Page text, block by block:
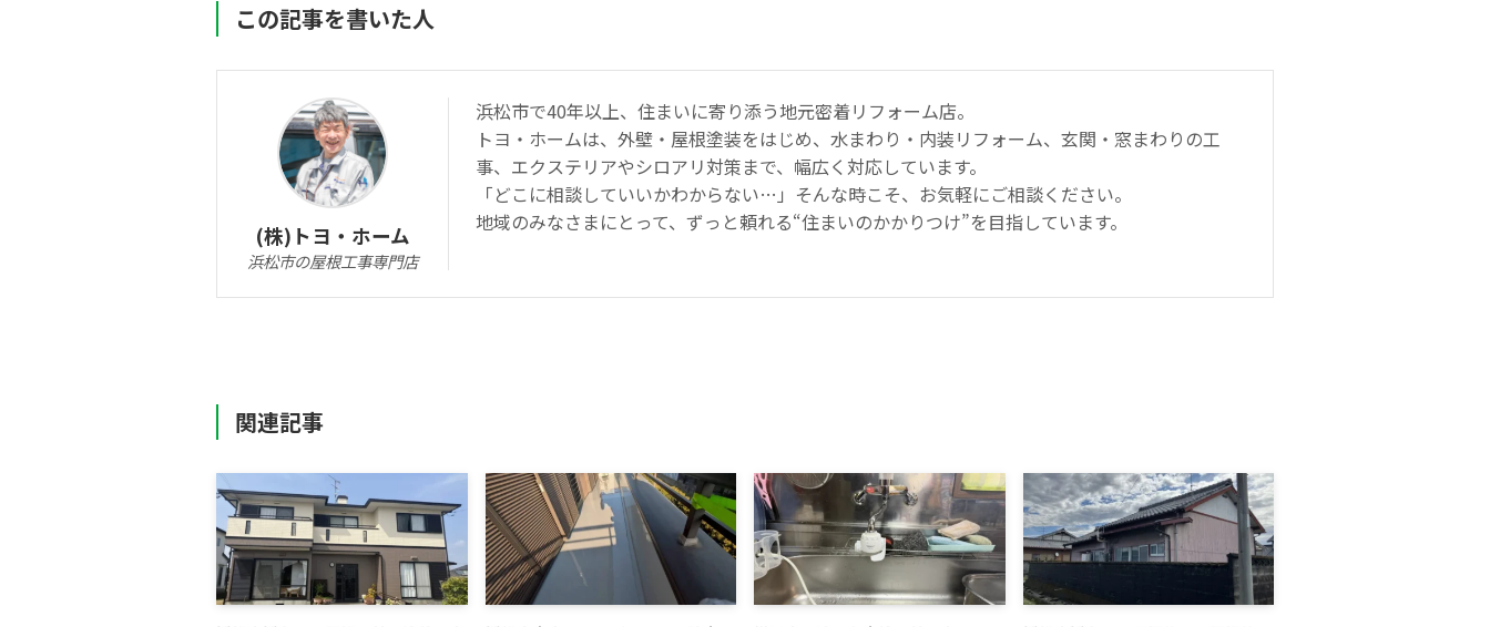
この記事を書いた人
(株)トヨ・ホーム
浜松市の屋根工事専門店
浜松市で40年以上、住まいに寄り添う地元密着リフォーム店。
トヨ・ホームは、外壁・屋根塗装をはじめ、水まわり・内装リフォーム、玄関・窓まわりの工
事、エクステリアやシロアリ対策まで、幅広く対応しています。
「どこに相談していいかわからない…」そんな時こそ、お気軽にご相談ください。
地域のみなさまにとって、ずっと頼れる“住まいのかかりつけ”を目指しています。
関連記事